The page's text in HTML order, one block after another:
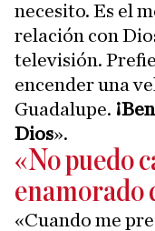
necesito. Es el
relación con
televisión.
encender una
Guadalupe.
Dios».
«No puedo
enamorado
«Cuando me